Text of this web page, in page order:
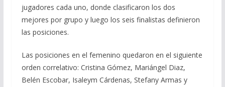
jugadores cada uno, donde clasificaron los dos
mejores por grupo y luego los seis finalistas definieron
las posiciones.
Las posiciones en el femenino quedaron en el siguiente
orden correlativo: Cristina Gómez, Mariángel Diaz,
Belén Escobar, Isaleym Cárdenas, Stefany Armas y